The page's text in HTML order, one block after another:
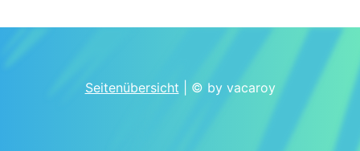
Seitenübersicht | © by vacaroy